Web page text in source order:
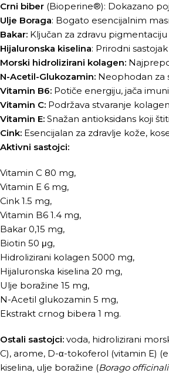
Crni biber (Bioperine®): Dokazano
Ulje Boraga: Bogato esencijalnim
Bakar: Ključan za zdravu
Hijaluronska kiselina: Prirodni
Morski hidrolizirani kolagen:
N-Acetil-Glukozamin: Neophodan za
Vitamin B6: Potiče energiju, jača
Vitamin C: Podržava stvaranje
Vitamin E: Snažan antioksidans koji
Cink: Esencijalan za zdravlje kože,
Aktivni sastojci:
Vitamin C 80 mg,
Vitamin E 6 mg,
Cink 1.5 mg,
Vitamin B6 1.4 mg,
Bakar 0,15 mg,
Biotin 50 μg,
Hidrolizirani kolagen 5000 mg,
Hijaluronska kiselina 20 mg,
Ulje boražine 15 mg,
N-Acetil glukozamin 5 mg,
Ekstrakt crnog bibera 1 mg.
Ostali sastojci: voda, hidrolizirani
C), arome, D-α-tokoferol (vitamin E)
kiselina, ulje boražine (Borago